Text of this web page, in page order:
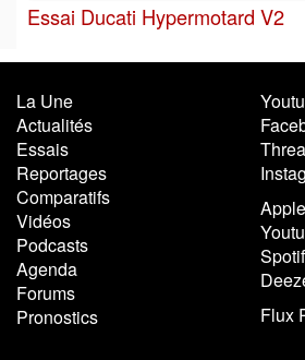
Essai Ducati Hypermotard V2
La Une
Actualités
Essais
Reportages
Comparatifs
Vidéos
Podcasts
Agenda
Forums
Pronostics
Flux